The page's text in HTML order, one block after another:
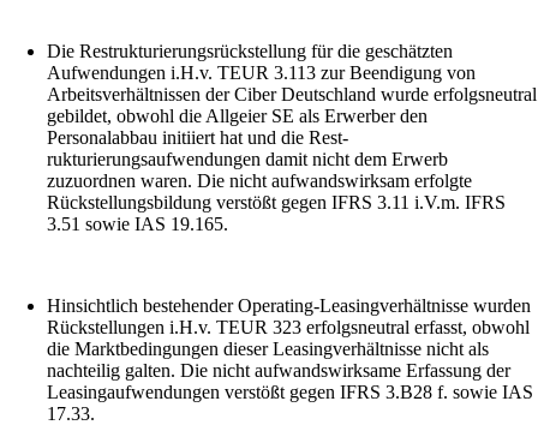
Die Restrukturierungsrückstellung für die geschätzten
Aufwendungen i.H.v. TEUR 3.113 zur Beendigung von
Arbeitsverhältnissen der Ciber Deutschland wurde erfolgsneutral
gebildet, obwohl die Allgeier SE als Erwerber den
Personalabbau initiiert hat und die Rest­
rukturierungsaufwendungen damit nicht dem Erwerb
zuzuordnen waren. Die nicht aufwandswirksam erfolgte
Rückstellungsbildung verstößt gegen IFRS 3.11 i.V.m. IFRS
3.51 sowie IAS 19.165.
Hinsichtlich bestehender Operating-Leasingverhältnisse wurden
Rückstellungen i.H.v. TEUR 323 erfolgsneutral erfasst, obwohl
die Marktbedingungen dieser Leasingverhältnisse nicht als
nachteilig galten. Die nicht aufwandswirksame Erfassung der
Leasingaufwendungen verstößt gegen IFRS 3.B28 f. sowie IAS
17.33.